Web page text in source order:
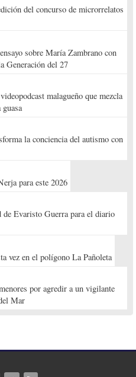
del concurso de microrrelatos
sobre María Zambrano con
Generación del 27
malagueño que mezcla
la conciencia del autismo con
para este 2026
Evaristo Guerra para el diario
vez en el polígono La Pañoleta
por agredir a un vigilante
Mar